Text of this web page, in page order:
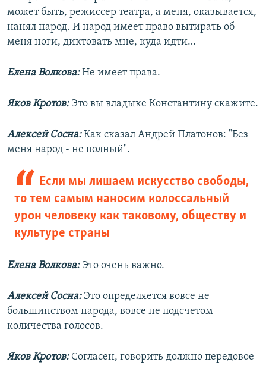
может быть, режиссер театра, а меня, оказывается,
нанял народ. И народ имеет право вытирать об
меня ноги, диктовать мне, куда идти…
Елена Волкова:Не имеет права.
Яков Кротов: Это вы владыке Константину скажите.
Алексей Сосна:Как сказал Андрей Платонов: "Без
меня народ - не полный".
Если мы лишаем искусство свободы,
то тем самым наносим колоссальный
урон человеку как таковому, обществу и
культуре страны
Елена Волкова: Это очень важно.
Алексей Сосна: Это определяется вовсе не
большинством народа, вовсе не подсчетом
количества голосов.
Яков Кротов:Согласен, говорить должно передовое